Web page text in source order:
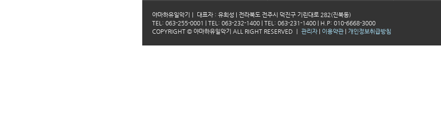
야마하유일악기ㅣ 대표자 : 유희성 | 전라북도 전주시 덕진구 기린대로 282(진북동)
TEL: 063-255-0001 | TEL: 063-232-1400 | TEL: 063-231-1400 | H.P: 010-6668-3000
COPYRIGHT © 야마하유일악기 ALL RIGHT RESERVED ㅣ 관리자| 이용약관| 개인정보취급방침